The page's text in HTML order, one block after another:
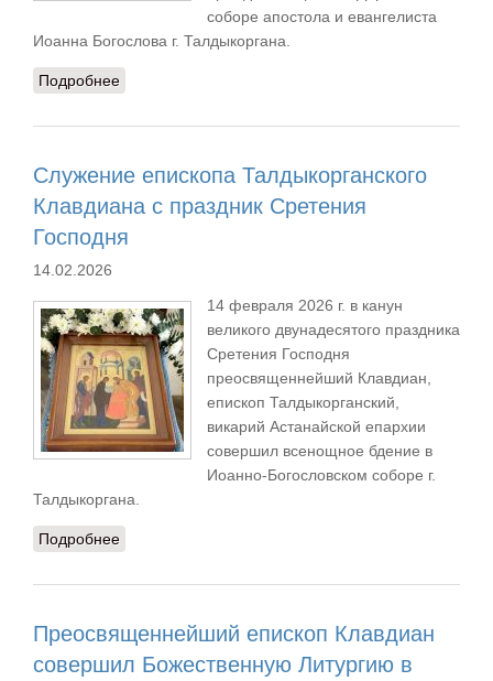
соборе апостола и евангелиста
Иоанна Богослова г. Талдыкоргана.
Подробнее
храме Иоанна Богослова
Служение епископа Талдыкорганского
Клавдиана с праздник Сретения
Господня
14.02.2026
14 февраля 2026 г. в канун
великого двунадесятого праздника
Сретения Господня
преосвященнейший Клавдиан,
епископ Талдыкорганский,
викарий Астанайской епархии
совершил всенощное бдение в
Иоанно-Богословском соборе г.
Талдыкоргана.
Подробнее
Преосвященнейший епископ Клавдиан
совершил Божественную Литургию в